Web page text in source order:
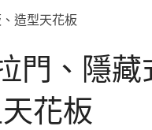
造型天花板
門、隱藏
花板